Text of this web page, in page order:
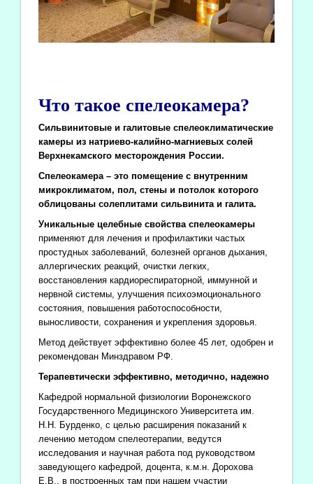
Что такое спелеокамера?
Сильвинитовые и галитовые спелеоклиматические
камеры из натриево-калийно-магниевых солей
Верхнекамского месторождения России.
Спелеокамера – это помещение с внутренним
микроклиматом, пол, стены и потолок которого
облицованы солеплитами сильвинита и галита.
Уникальные целебные свойства спелеокамеры
применяют для лечения и профилактики частых
простудных заболеваний, болезней органов дыхания,
аллергических реакций, очистки легких,
восстановления кардиореспираторной, иммунной и
нервной системы, улучшения психоэмоционального
состояния, повышения работоспособности,
выносливости, сохранения и укрепления здоровья.
Метод действует эффективно более 45 лет, одобрен и
рекомендован Минздравом РФ.
Терапевтически эффективно, методично, надежно
Кафедрой нормальной физиологии Воронежского
Государственного Медицинского Университета им.
Н.Н. Бурденко, с целью расширения показаний к
лечению методом спелеотерапии, ведутся
исследования и научная работа под руководством
заведующего кафедрой, доцента, к.м.н. Дорохова
Е.В., в построенных там при нашем участии